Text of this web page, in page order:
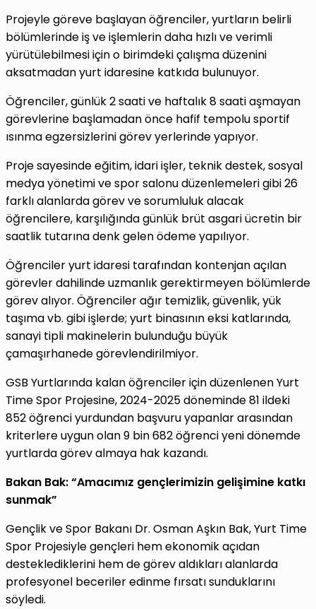
Projeyle göreve başlayan öğrenciler, yurtların belirli
bölümlerinde iş ve işlemlerin daha hızlı ve verimli
yürütülebilmesi için o birimdeki çalışma düzenini
aksatmadan yurt idaresine katkıda bulunuyor.
Öğrenciler, günlük 2 saati ve haftalık 8 saati aşmayan
görevlerine başlamadan önce hafif tempolu sportif
ısınma egzersizlerini görev yerlerinde yapıyor.
Proje sayesinde eğitim, idari işler, teknik destek, sosyal
medya yönetimi ve spor salonu düzenlemeleri gibi 26
farklı alanlarda görev ve sorumluluk alacak
öğrencilere, karşılığında günlük brüt asgari ücretin bir
saatlik tutarına denk gelen ödeme yapılıyor.
Öğrenciler yurt idaresi tarafından kontenjan açılan
görevler dahilinde uzmanlık gerektirmeyen bölümlerde
görev alıyor. Öğrenciler ağır temizlik, güvenlik, yük
taşıma vb. gibi işlerde; yurt binasının eksi katlarında,
sanayi tipli makinelerin bulunduğu büyük
çamaşırhanede görevlendirilmiyor.
GSB Yurtlarında kalan öğrenciler için düzenlenen Yurt
Time Spor Projesine, 2024-2025 döneminde 81 ildeki
852 öğrenci yurdundan başvuru yapanlar arasından
kriterlere uygun olan 9 bin 682 öğrenci yeni dönemde
yurtlarda görev almaya hak kazandı.
Bakan Bak: “Amacımız gençlerimizin gelişimine katkı
sunmak”
Gençlik ve Spor Bakanı Dr. Osman Aşkın Bak, Yurt Time
Spor Projesiyle gençleri hem ekonomik açıdan
desteklediklerini hem de görev aldıkları alanlarda
profesyonel beceriler edinme fırsatı sunduklarını
söyledi.